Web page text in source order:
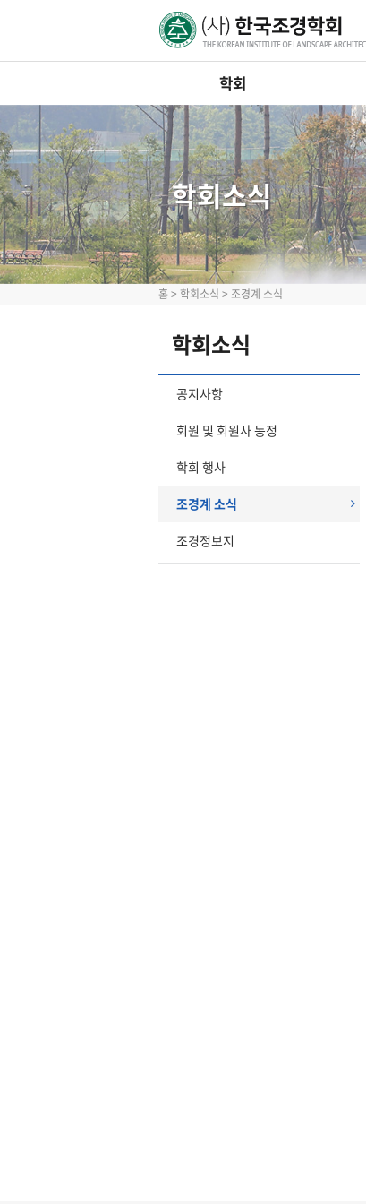
학회
학회소식
홈 > 학회소식 > 조경계 소식
학회소식
공지사항
회원 및 회원사 동정
학회 행사
조경계 소식
조경정보지